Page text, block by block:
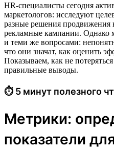
HR-специалисты сегодня
маркетологов: исследуют
разные решения продвижения
рекламные кампании. Однако
и теми же вопросами:
что они значат, как оценить
Показываем, как не
правильные выводы.
⏱ 5 минут полезного
Метрики:
показатели